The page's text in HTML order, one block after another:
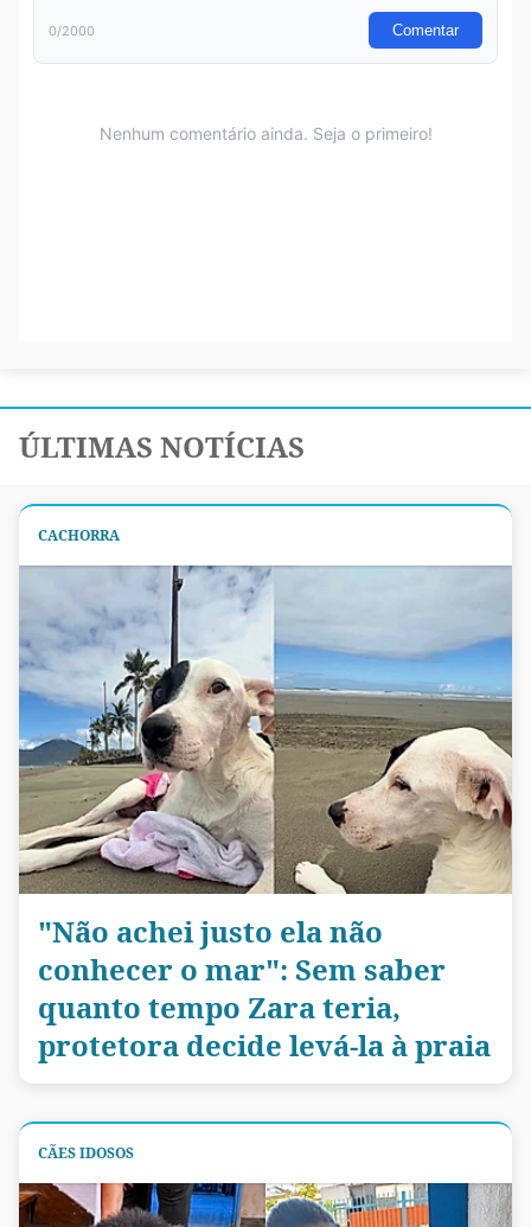
ÚLTIMAS NOTÍCIAS
CACHORRA
"Não achei justo ela não
conhecer o mar": Sem saber
quanto tempo Zara teria,
protetora decide levá-la à praia
CÃES IDOSOS